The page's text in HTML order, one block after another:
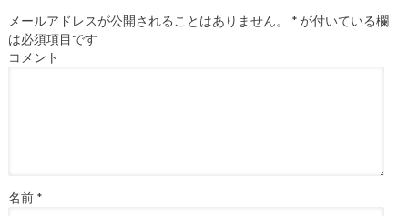
メールアドレスが公開されることはありません。 *が付いている欄
は必須項目です
コメント
名前 *